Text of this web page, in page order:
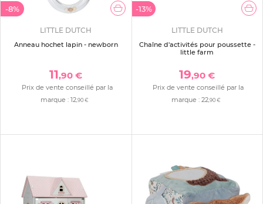
-8%
LITTLE DUTCH
Anneau hochet lapin - newborn
11,90 €
Prix de vente conseillé par la
marque :12 ,90 €
-13%
LITTLE DUTCH
Chaîne d'activités pour poussette -
little farm
19,90 €
Prix de vente conseillé par la
marque : 22,90 €